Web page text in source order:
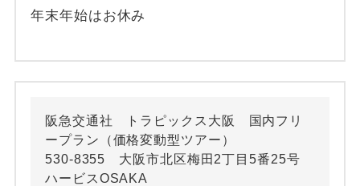
年末年始はお休み
阪急交通社 トラピックス大阪 国内フリ
ープラン（価格変動型ツアー）
530-8355 大阪市北区梅田2丁目5番25号
ハービスOSAKA